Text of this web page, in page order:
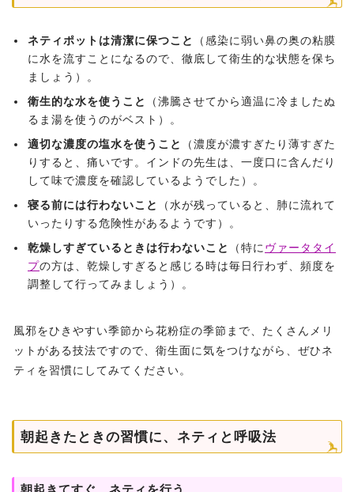
ネティポットは清潔に保つこと
（感染に弱い鼻の奥の粘膜
に水を流すことになるので、徹底して衛生的な状態を保ち
ましょう）。
衛生的な水を使うこと
（沸騰させてから適温に冷ましたぬ
るま湯を使うのがベスト）。
適切な濃度の塩水を使うこと
（濃度が濃すぎたり薄すぎた
りすると、痛いです。インドの先生は、一度口に含んだり
して味で濃度を確認しているようでした）。
寝る前には行わないこと
（水が残っていると、肺に流れて
いったりする危険性があるようです）。
乾燥しすぎているときは行わないこと
（特に ヴァータタイ
プの方は、乾燥しすぎると感じる時は毎日行わず、頻度を
調整して行ってみましょう）。
風邪をひきやすい季節から花粉症の季節まで、たくさんメリ
ットがある技法ですので、衛生面に気をつけながら、ぜひネ
ティを習慣にしてみてください。
朝起きたときの習慣に、ネティと呼吸法
朝起きてすぐ、ネティを行う